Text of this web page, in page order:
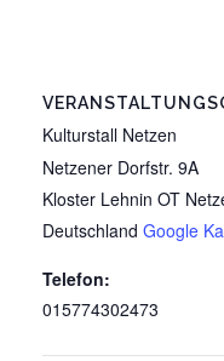
Kulturstall Netzen
Netzener Dorfstr. 9A
Kloster Lehnin OT
Deutschland Google
Telefon:
015774302473